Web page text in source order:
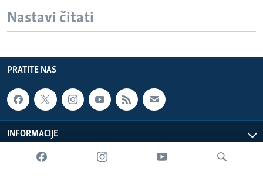
Nastavi čitati
PRATITE NAS
INFORMACIJE
SADRŽAJ